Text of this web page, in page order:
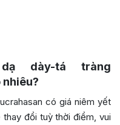
dày-tá tràng
có giá niêm yết
đổi tuỳ thời điểm, vui